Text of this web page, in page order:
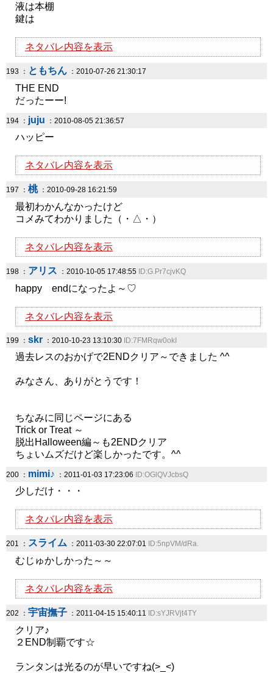
液は本棚
鍵は
ネタバレ内容を表示
193 ： ともちん ：2010-07-26 21:30:17
THE END
だったーー!
194 ： juju ：2010-08-05 21:36:57
ハッピー
ネタバレ内容を表示
197 ： 桃：2010-09-28 16:21:59
最初わかんなかったけど
コメみてわかりました（・△・）
ネタバレ内容を表示
198 ： アリス ：2010-10-05 17:48:55 ID:G.Pr7cjvKQ
happy endになったよ～♡
ネタバレ内容を表示
199 ： skr ：2010-10-23 13:10:30 ID:7FMRqw0okI
過去レスのおかげで2ENDクリア～できました ^^
みなさん、ありがとうです！
ちなみに同じページにある
Trick or Treat ～
脱出Halloween編～も2ENDクリア
ちょいムズだけど楽しかったです。^^
200 ： mimi♪ ：2011-01-03 17:23:06 ID:OGlQVJcbsQ
少しだけ・・・
ネタバレ内容を表示
201 ： スライム ：2011-03-30 22:07:01 ID:5npVM/dRa.
むじゅかしかった～～
ネタバレ内容を表示
202 ： 宇宙撫子 ：2011-04-15 15:40:11 ID:sYJRVjt4TY
クリア♪
２END制覇です☆
ランタンは光るのが早いですね(>_<)